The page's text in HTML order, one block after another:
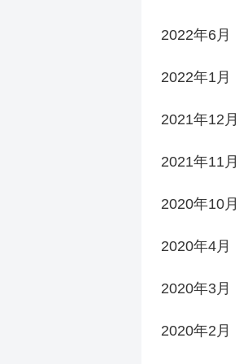
2022年6月
2022年1月
2021年12月
2021年11月
2020年10月
2020年4月
2020年3月
2020年2月